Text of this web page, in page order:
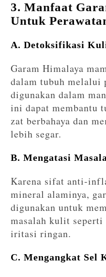
3. Manfaat
Untuk
A. Detoksifikasi
Garam Himalaya
dalam tubuh
digunakan dalam
ini dapat membantu
zat berbahaya dan
lebih segar.
B. Mengatasi
Karena sifat anti-
mineral alaminya,
digunakan untuk
masalah kulit
iritasi ringan.
C. Mengangkat Sel